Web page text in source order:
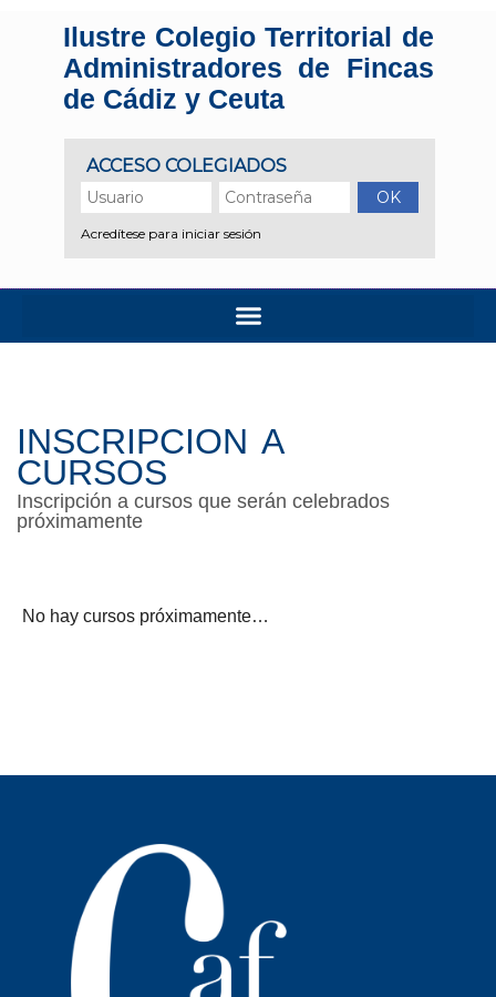
Ilustre Colegio Territorial de
Administradores de Fincas
de Cádiz y Ceuta
INSCRIPCION A
CURSOS
Inscripción a cursos que serán celebrados
próximamente
No hay cursos próximamente…